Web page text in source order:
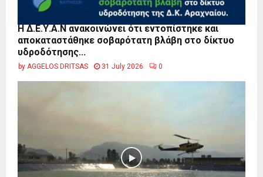
Η Δ.Ε.Υ.Α.Ν ανακοινώνει ότι εντοπίστηκε και
αποκαταστάθηκε σοβαρότατη βλάβη στο δίκτυο
υδροδότησης...
by AGGELOS DRITSAS 31 July 2026 0